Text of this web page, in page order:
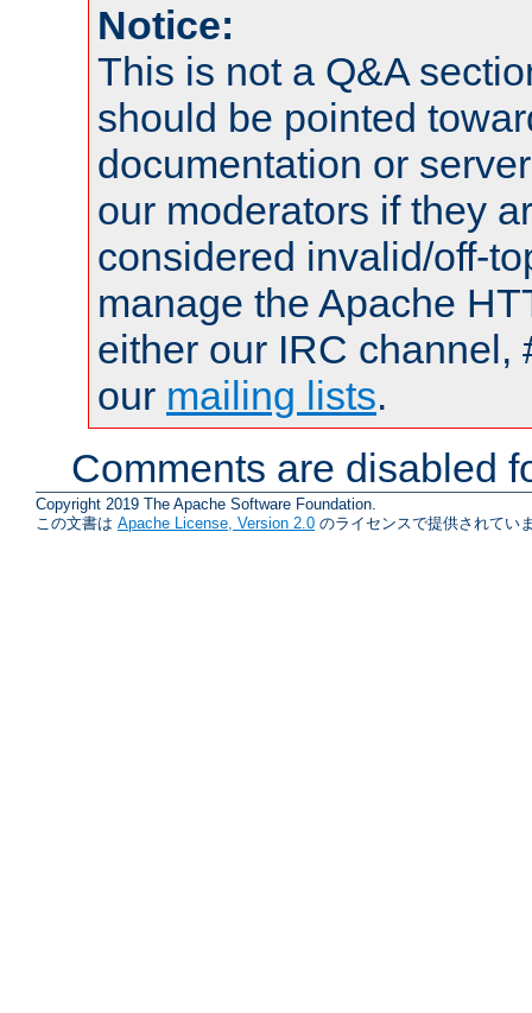
Notice:
This is not a Q&A
should be pointed
documentation or
our moderators if they
considered invalid/off-
manage the Apache
either our IRC channel,
our mailing lists.
Comments are disabled
Copyright 2019 The Apache Software Foundation.
この文書は Apache License, Version 2.0 のライセンスで提供されてい